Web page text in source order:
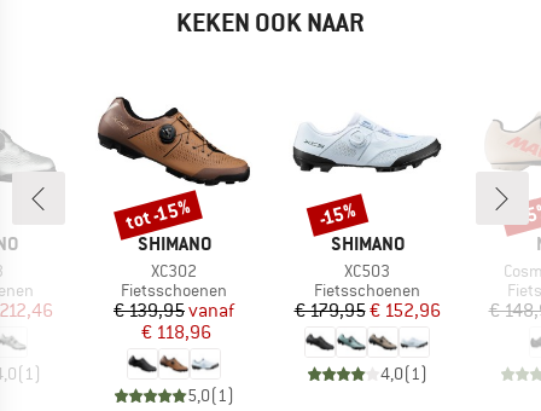
KEKEN OOK NAAR
prijs
( 1)
MERK
SHIMANO
Artikel
XC302
Productgroep
Fietsschoenen
Prijs
€ 139,95Verlaagde prijs
vanaf
€ 118,96
5,0( 1)
Korting
tot -15%
MERK
SHIMANO
Artikel
XC503
Productgroep
Fietsschoenen
Prijs
€ 179,95Verlaagde prijs
€ 152,96
4,0( 1)
Korting
-15%
€
-